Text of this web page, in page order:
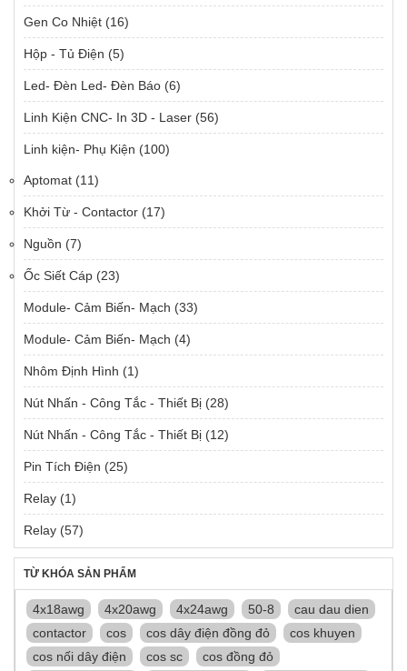
Gen Co Nhiệt (16)
Hộp - Tủ Điện (5)
Led- Đèn Led- Đèn Báo (6)
Linh Kiện CNC- In 3D - Laser (56)
Linh kiện- Phụ Kiện (100)
Aptomat (11)
Khởi Từ - Contactor (17)
Nguồn (7)
Ốc Siết Cáp (23)
Module- Cảm Biến- Mạch (33)
Module- Cảm Biến- Mạch (4)
Nhôm Định Hình (1)
Nút Nhấn - Công Tắc - Thiết Bị (28)
Nút Nhấn - Công Tắc - Thiết Bị (12)
Pin Tích Điện (25)
Relay (1)
Relay (57)
TỪ KHÓA SẢN PHẨM
4x18awg 4x20awg 4x24awg 50-8
cau dau dien
contactor
cos cos dây điện đồng đỏ
cos khuyen
cos nối dây điện
cos sc
cos đồng đỏ